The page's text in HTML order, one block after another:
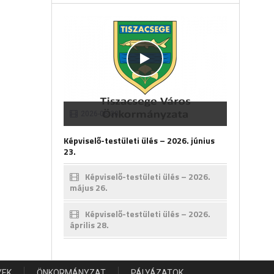
Képviselő-testületi ülés – 2026. június
23.
Képviselő-testületi ülés – 2026.
május 26.
Képviselő-testületi ülés – 2026.
április 28.